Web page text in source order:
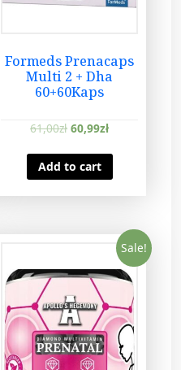
Formeds Prenacaps
Multi 2 + Dha
60+60Kaps
61,00zł 60,99zł
Add to cart
Sale!